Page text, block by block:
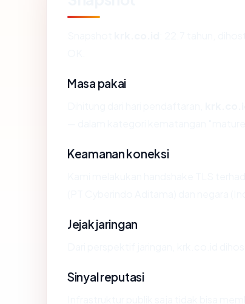
Masa pakai
Keamanan koneksi
Jejak jaringan
Sinyal reputasi